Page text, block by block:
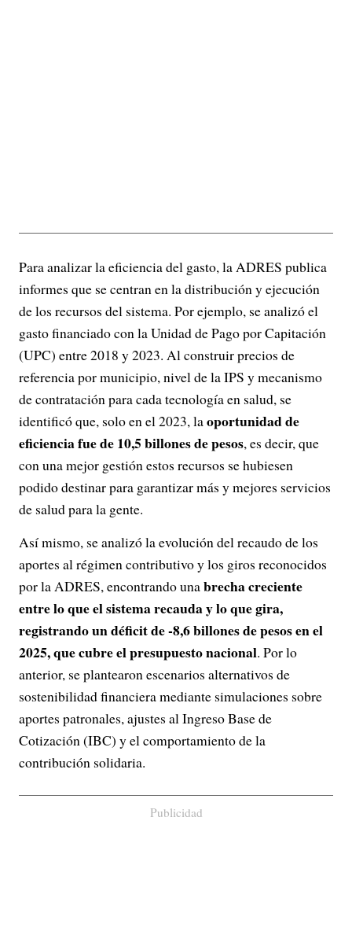
Para analizar la eficiencia del gasto, la ADRES publica
informes que se centran en la distribución y ejecución
de los recursos del sistema. Por ejemplo, se analizó el
gasto financiado con la Unidad de Pago por Capitación
(UPC) entre 2018 y 2023. Al construir precios de
referencia por municipio, nivel de la IPS y mecanismo
de contratación para cada tecnología en salud, se
identificó que, solo en el 2023, laoportunidad de
eficiencia fue de 10,5 billones de pesos, es decir, que
con una mejor gestión estos recursos se hubiesen
podido destinar para garantizar más y mejores servicios
de salud para la gente.
Así mismo, se analizó la evolución del recaudo de los
aportes al régimen contributivo y los giros reconocidos
por la ADRES, encontrando unabrecha creciente
entre lo que el sistema recauda y lo que gira,
registrando un déficit de -8,6 billones de pesos en el
2025, que cubre el presupuesto nacional. Por lo
anterior, se plantearon escenarios alternativos de
sostenibilidad financiera mediante simulaciones sobre
aportes patronales, ajustes al Ingreso Base de
Cotización (IBC) y el comportamiento de la
contribución solidaria.
Publicidad